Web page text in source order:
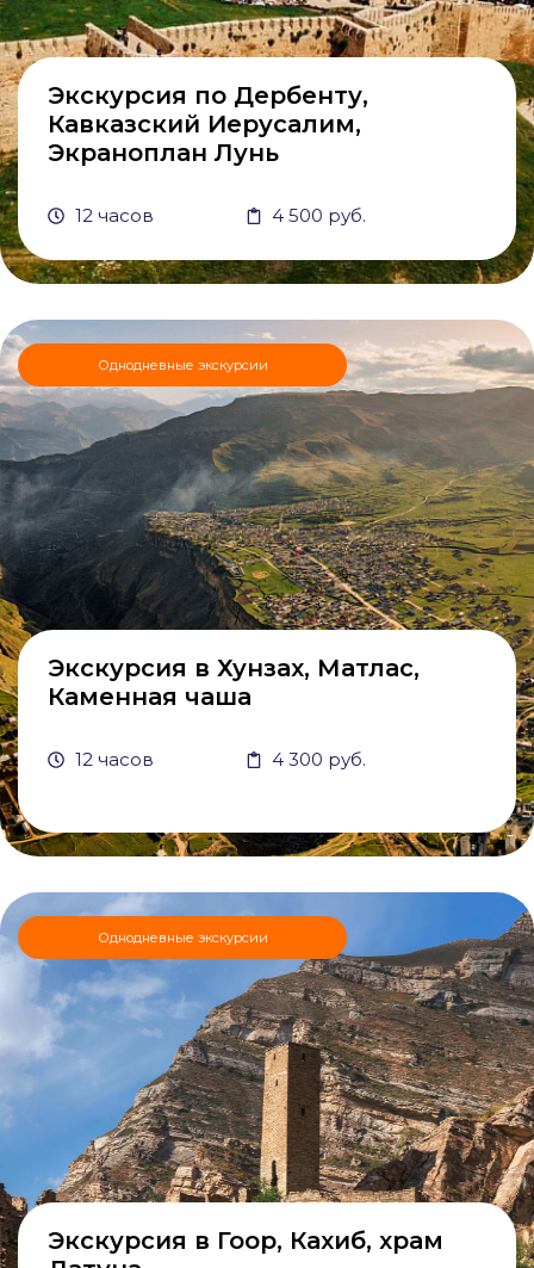
Экскурсия по Дербенту,
Кавказский Иерусалим,
Экраноплан Лунь
12 часов 4 500 руб.
Однодневные экскурсии
Экскурсия в Хунзах, Матлас,
Каменная чаша
12 часов 4 300 руб.
Однодневные экскурсии
Экскурсия в Гоор, Кахиб, храм